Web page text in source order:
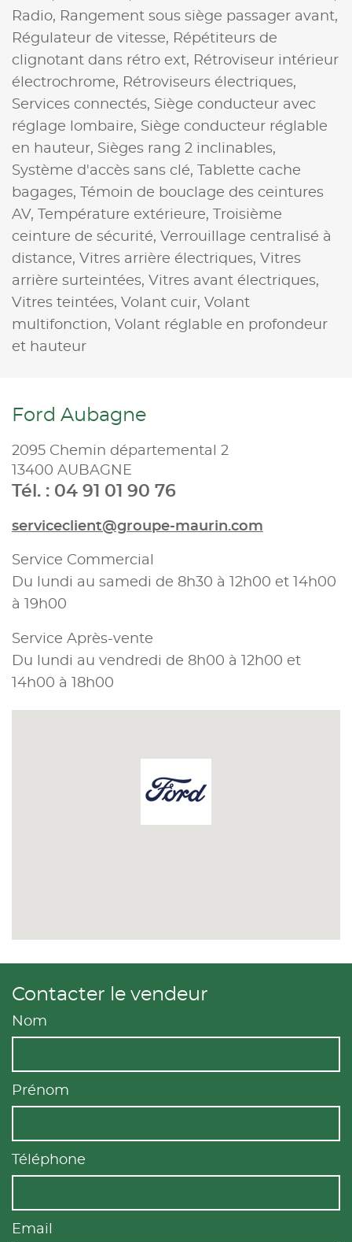
Radio, Rangement sous siège passager avant,
Régulateur de vitesse, Répétiteurs de
clignotant dans rétro ext, Rétroviseur intérieur
électrochrome, Rétroviseurs électriques,
Services connectés, Siège conducteur avec
réglage lombaire, Siège conducteur réglable
en hauteur, Sièges rang 2 inclinables,
Système d'accès sans clé,
Tablette cache
bagages,
Témoin de bouclage des ceintures
AV,
Température extérieure,
Troisième
ceinture de sécurité, Verrouillage centralisé à
distance, Vitres arrière électriques, Vitres
arrière surteintées, Vitres avant électriques,
Vitres teintées, Volant cuir, Volant
multifonction, Volant réglable en profondeur
et hauteur
Ford Aubagne
2095 Chemin départemental 2
13400 AUBAGNE
Tél. : 04 91 01 90 76
serviceclient@groupe-maurin.com
Service Commercial
Du lundi au samedi de 8h30 à 12h00 et 14h00
à 19h00
Service Après-vente
Du lundi au vendredi de 8h00 à 12h00 et
14h00 à 18h00
Contacter le vendeur
Nom
Prénom
Téléphone
Email